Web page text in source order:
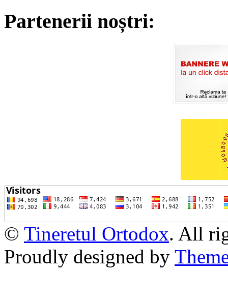
Partenerii noștri:
© Tineretul Ortodox. All
Proudly designed by